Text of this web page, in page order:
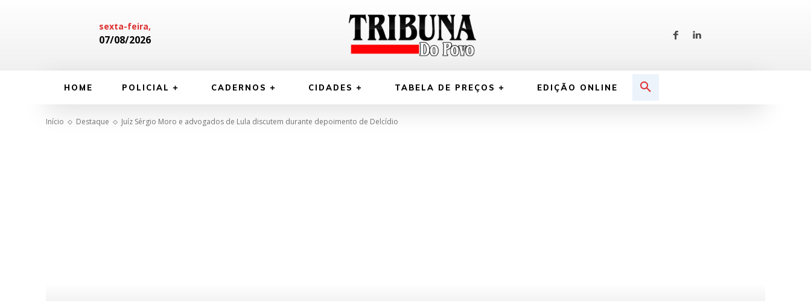
sexta-feira,
07/08/2026
HOME POLICIAL CADERNOS CIDADES TABELA DE PREÇOS EDIÇÃO ONLINE
Início Destaque Juíz Sérgio Moro e advogados de Lula discutem durante depoimento de Delcídio